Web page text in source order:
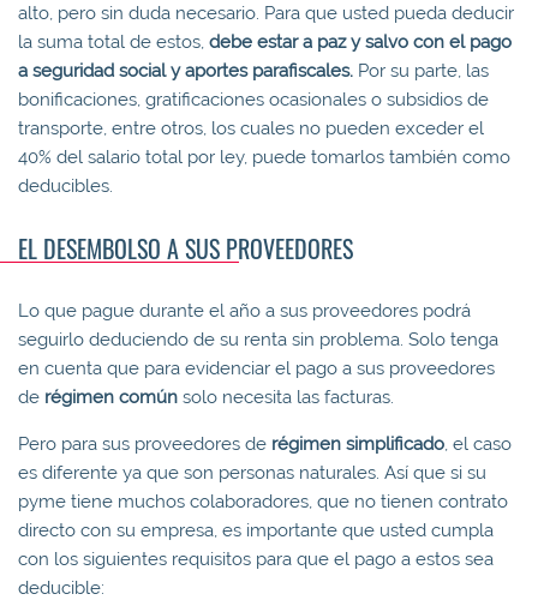
alto, pero sin duda necesario. Para que usted pueda deducir
la suma total de estos, debe estar a paz y salvo con el pago
a seguridad social y aportes parafiscales. Por su parte, las
bonificaciones, gratificaciones ocasionales o subsidios de
transporte, entre otros, los cuales no pueden exceder el
40% del salario total por ley, puede tomarlos también como
deducibles.
EL DESEMBOLSO A SUS PROVEEDORES
Lo que pague durante el año a sus proveedores podrá
seguirlo deduciendo de su renta sin problema. Solo tenga
en cuenta que para evidenciar el pago a sus proveedores
de régimen común solo necesita las facturas.
Pero para sus proveedores de régimen simplificado, el caso
es diferente ya que son personas naturales. Así que si su
pyme tiene muchos colaboradores, que no tienen contrato
directo con su empresa, es importante que usted cumpla
con los siguientes requisitos para que el pago a estos sea
deducible: